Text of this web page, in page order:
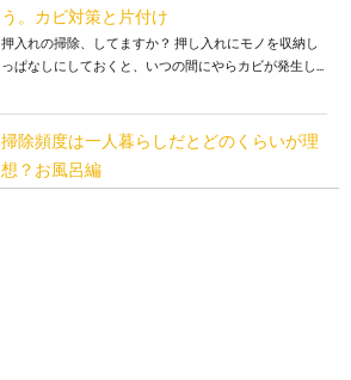
う。カビ対策と片付け
押入れの掃除、してますか？ 押し入れにモノを収納し
っぱなしにしておくと、いつの間にやらカビが発生し...
掃除頻度は一人暮らしだとどのくらいが理
想？お風呂編